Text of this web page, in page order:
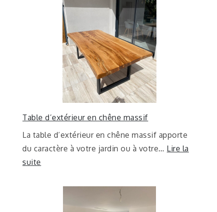
Table d’extérieur en chêne massif
La table d’extérieur en chêne massif apporte
du caractère à votre jardin ou à votre… Lire la
suite